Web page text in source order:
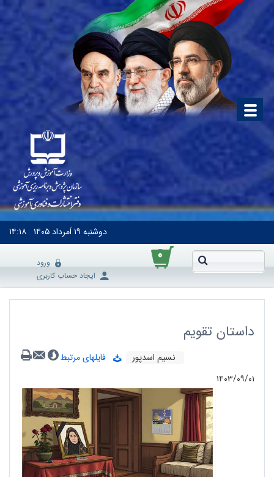
دوشنبه ۱۹ اَمرداد ۱۴۰۵ ۱۴:۱۸
۰
ورود
ایجاد حساب کاربری
داستان تقویم
نسیم اسدپور
فایلهای مرتبط
۱۴۰۳/۰۹/۰۱